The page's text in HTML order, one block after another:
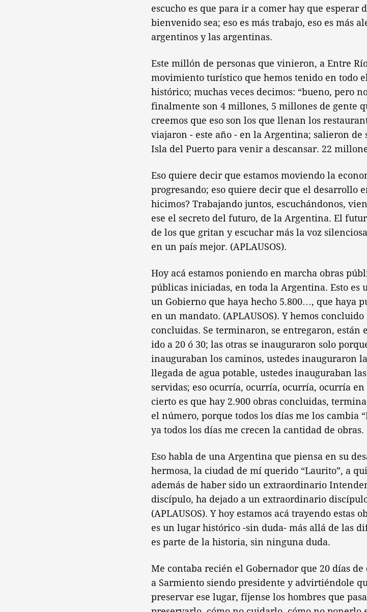
escucho es que para ir a comer hay que esperar
bienvenido sea; eso es más trabajo, eso es más
argentinos y las argentinas.
Este millón de personas que vinieron, a Entre
movimiento turístico que hemos tenido en todo
histórico; muchas veces decimos: “bueno, pero
finalmente son 4 millones, 5 millones de gente
creemos que eso son los que llenan los
viajaron - este año - en la Argentina; salieron de
Isla del Puerto para venir a descansar. 22
Eso quiere decir que estamos moviendo la
progresando; eso quiere decir que el desarrollo
hicimos? Trabajando juntos, escuchándonos,
ese el secreto del futuro, de la Argentina. El
de los que gritan y escuchar más la voz
en un país mejor. (APLAUSOS).
Hoy acá estamos poniendo en marcha obras
públicas iniciadas, en toda la Argentina. Esto es
un Gobierno que haya hecho 5.800…, que haya
en un mandato. (APLAUSOS). Y hemos concluido
concluidas. Se terminaron, se entregaron, están
ido a 20 ó 30; las otras se inauguraron solo
inauguraban los caminos, ustedes inauguraron
llegada de agua potable, ustedes inauguraban
servidas; eso ocurría, ocurría, ocurría, ocurría
cierto es que hay 2.900 obras concluidas,
el número, porque todos los días me los cambia
ya todos los días me crecen la cantidad de obras.
Eso habla de una Argentina que piensa en su
hermosa, la ciudad de mí querido “Laurito”, a
además de haber sido un extraordinario
discípulo, ha dejado a un extraordinario
(APLAUSOS). Y hoy estamos acá trayendo estas
es un lugar histórico -sin duda- más allá de las
es parte de la historia, sin ninguna duda.
Me contaba recién el Gobernador que 20 días
a Sarmiento siendo presidente y advirtiéndole
preservar ese lugar, fíjense los hombres que